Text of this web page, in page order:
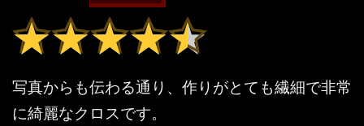
★★★★★
★★★★★
写真からも伝わる通り、作りがとても繊細で非常
に綺麗なクロスです。